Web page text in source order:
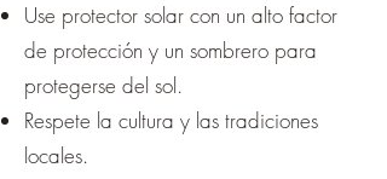
Use protector solar con un alto factor
de protección y un sombrero para
protegerse del sol.
Respete la cultura y las tradiciones
locales.